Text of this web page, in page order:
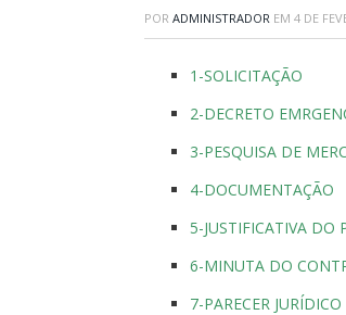
POR ADMINISTRADOR EM 4 DE
1-SOLICITAÇÃO
2-DECRETO
3-PESQUISA DE
4-DOCUMENTAÇÃO
5-JUSTIFICATIVA DO
6-MINUTA DO
7-PARECER JURÍDICO